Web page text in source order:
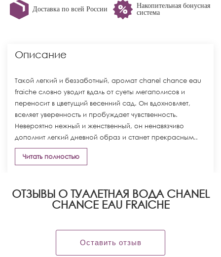
Доставка по всей России
Накопительная бонусная
система
Описание
Такой легкий и беззаботный, аромат chanel chance eau
fraiche словно уводит вдаль от суеты мегаполисов и
переносит в цветущий весенний сад. Он вдохновляет,
вселяет уверенность и пробуждает чувственность.
Невероятно нежный и женственный, он ненавязчиво
дополнит легкий дневной образ и станет прекрасным..
Читать полностью
ОТЗЫВЫ О ТУАЛЕТНАЯ ВОДА CHANEL
CHANCE EAU FRAICHE
Оставить отзыв